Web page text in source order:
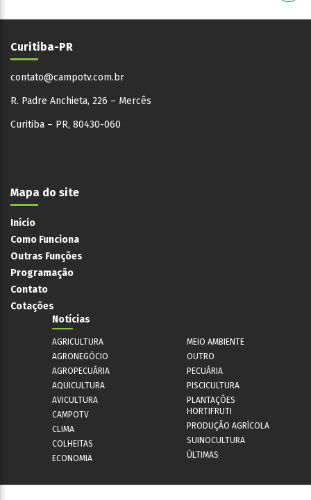
Curitiba-PR
contato@campotv.com.br
R. Padre Anchieta, 226 – Mercês
Curitiba – PR, 80430-060
Mapa do site
Início
Como Funciona
Outras Funções
Programação
Contato
Cotações
Notícias
AGRICULTURA
AGRONEGÓCIO
AGROPECUÁRIA
AQUICULTURA
AVICULTURA
CAMPOTV
CLIMA
COLHEITAS
ECONOMIA
MEIO AMBIENTE
OUTRO
PECUÁRIA
PISCICULTURA
PLANTAÇÕES
HORTIFRUTI
PRODUÇÃO AGRÍCOLA
SUINOCULTURA
ÚLTIMAS